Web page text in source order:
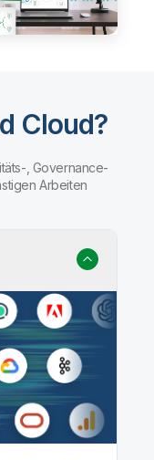
Cloud?
, Governance-
Arbeiten